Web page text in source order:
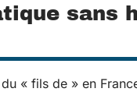
sans
« fils de » en